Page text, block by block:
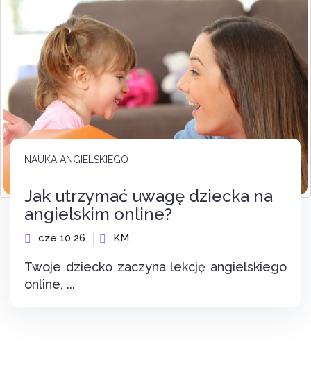
NAUKA ANGIELSKIEGO
Jak utrzymać uwagę dziecka na
angielskim online?
cze 10 26 KM
Twoje dziecko zaczyna lekcję angielskiego
online, ...